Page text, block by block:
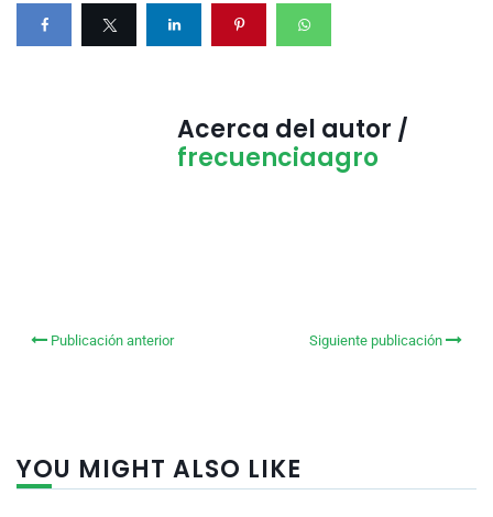
Acerca del autor /
frecuenciaagro
Publicación anterior Siguiente publicación
YOU MIGHT ALSO LIKE